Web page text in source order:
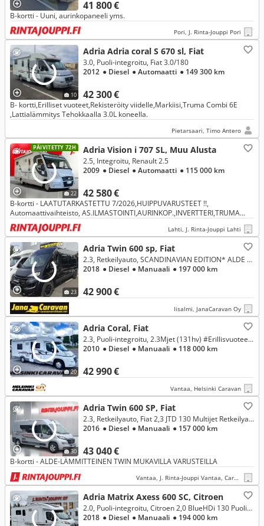
41 800 €
B-kortti - Uuni, aurinkopaneeli yms.
Pori, J. Rinta-Jouppi Pori
10
Adria Adria coral S 670 sl, Fiat
42 300 €
3.0, Puoli-integroitu, Fiat 3.0/180
2012 ● Diesel ● Automaatti ● 149 300 km
B- kortti,Erilliset vuoteet,Rekisteröity viidelle,Markiisi,Truma Combi 6E
,Lattialämmitys Tehokkaalla 3.0L koneella.
Pietarsaari, Timo Antero
PÄIVITETTY 72H
22
Adria Vision i 707 SL, Muu Alusta
42 580 €
2.5, Integroitu, Renault 2.5
2009 ● Diesel ● Automaatti ● 115 000 km
B-kortti - LAATUTARKASTETTU 7/2026,HUIPPUVARUSTEET !!,
Automaattivaihteisto, AS.ILMASTOINTI,AURINKOP.,INVERTTERI,TRUMA
6E+WEBASTO LÄMMITYS, WEBASTO MOOTTORINLÄMMITIN,
ERILLISVUOTEET YMM
Lahti, J. Rinta-Jouppi Lahti
23
Adria Twin 600 sp, Fiat
42 900 €
2.3, Retkeilyauto, SCANDINAVIAN EDITION* ALDE LÄMMITYS* * AURINKOPANEELIT* TUPLA-AKUT* VAIHTO JA RAHOITUS
2018 ● Diesel ● Manuaali ● 197 000 km
Iisalmi, JanaCaravan Oy
20
Adria Coral, Fiat
42 990 €
2.3, Puoli-integroitu, 2.3Mjet (131hv) #Erillisvuoteeet #Iso pesuhuone #Ilmastointi #truma
2010 ● Diesel ● Manuaali ● 118 000 km
Vantaa, Helsinki Caravan
30
Adria Twin 600 SP, Fiat
43 040 €
2.3, Retkeilyauto, Fiat 2,3 JTD 130 Multijet Retkeilyauto ALDE
2016 ● Diesel ● Manuaali ● 157 000 km
B-kortti - ALDE-LÄMMITTEINEN TWIN MUKAVILLA VARUSTEILLA
Vantaa, J. Rinta-Jouppi Vantaa, Caravan
Adria Matrix Axess 600 SC, Citroen
2.0, Puoli-integroitu, Citroen 2,0 BlueHDi 130 Puoli-integroitu
2018 ● Diesel ● Manuaali ● 194 000 km